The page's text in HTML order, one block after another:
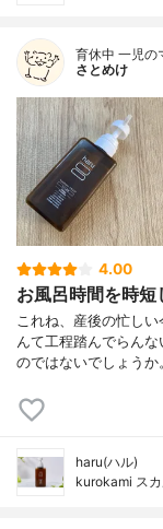
育休中 一児の
さとめけ
4.00
お風呂時間を時短
これね、産後の忙し
んて工程踏んでらん
のではないでしょう
haru(ハル)
kurokami ス